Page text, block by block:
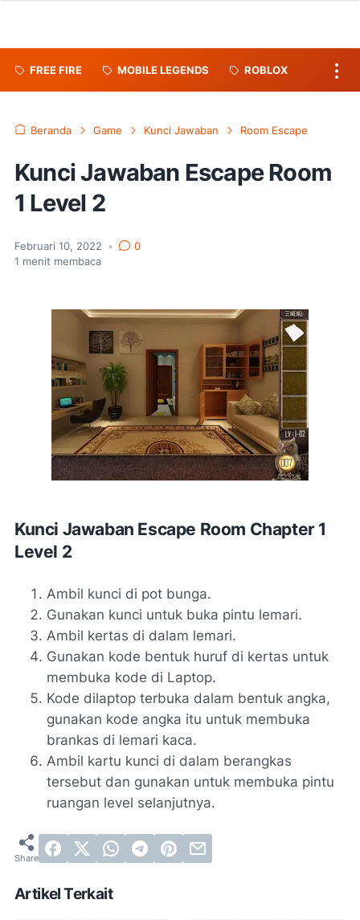
FREE FIRE MOBILE LEGENDS ROBLOX
Beranda Game Kunci Jawaban Room Escape
Kunci Jawaban Escape Room
1 Level 2
Februari 10, 2022 •
0
1 menit membaca
Kunci Jawaban Escape Room Chapter 1
Level 2
Ambil kunci di pot bunga.
Gunakan kunci untuk buka pintu lemari.
Ambil kertas di dalam lemari.
Gunakan kode bentuk huruf di kertas untuk
membuka kode di Laptop.
Kode dilaptop terbuka dalam bentuk angka,
gunakan kode angka itu untuk membuka
brankas di lemari kaca.
Ambil kartu kunci di dalam berangkas
tersebut dan gunakan untuk membuka pintu
ruangan level selanjutnya.
Artikel Terkait